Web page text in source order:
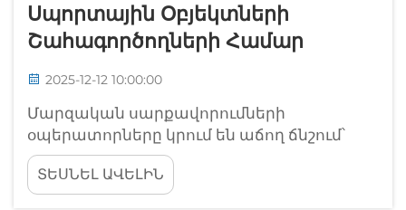
Սպորտային Օբյեկտների
Շահագործողների Համար
2025-12-12 10:00:00
Մարզական սարքավորումների
օպերատորները կրում են աճող ճնշում՝
առաջարկելու արտակարգ
ծառայություններ, որոնք դրական
ազդեցություն են թողնում անդամների
ՏԵՍՆԵԼ ԱՎԵԼԻՆ